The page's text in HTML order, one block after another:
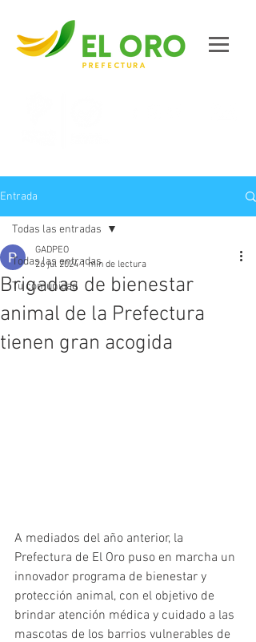
Entrada
Todas las entradas
Tu comunidad
Todas las entradas
Brigadas de bienestar
animal de la Prefectura
tienen gran acogida
GADPEO
26 jul 2024 1 min de lectura
A mediados del año anterior, la
Prefectura de El Oro puso en marcha un
innovador programa de bienestar y
protección animal, con el objetivo de
brindar atención médica y cuidado a las
mascotas de los barrios vulnerables de